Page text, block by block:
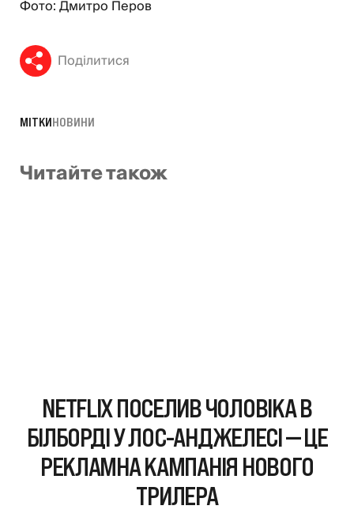
Фото: Дмитро Перов
Поділитися
МІТКИНОВИНИ
Читайте також
NETFLIX ПОСЕЛИВ ЧОЛОВІКА В
БІЛБОРДІ У ЛОС-АНДЖЕЛЕСІ — ЦЕ
РЕКЛАМНА КАМПАНІЯ НОВОГО
ТРИЛЕРА